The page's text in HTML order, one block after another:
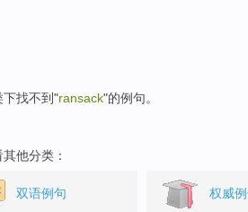
下找不到"ransack"的例句。
他分类：
双语例句 权威